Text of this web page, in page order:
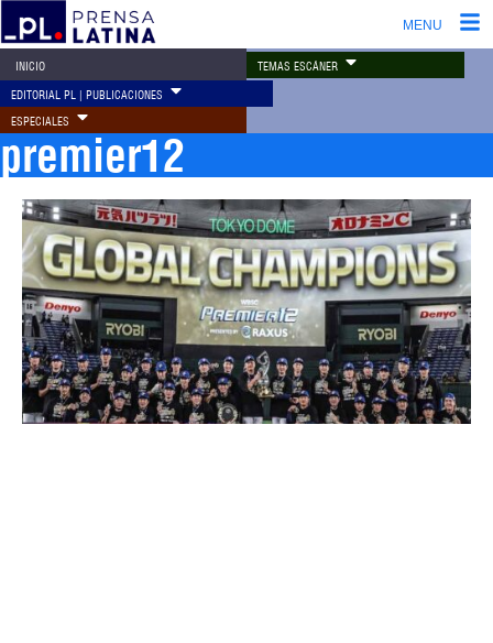
MENU
INICIO TEMAS ESCÁNER
EDITORIAL PL | PUBLICACIONES
ESPECIALES
premier12